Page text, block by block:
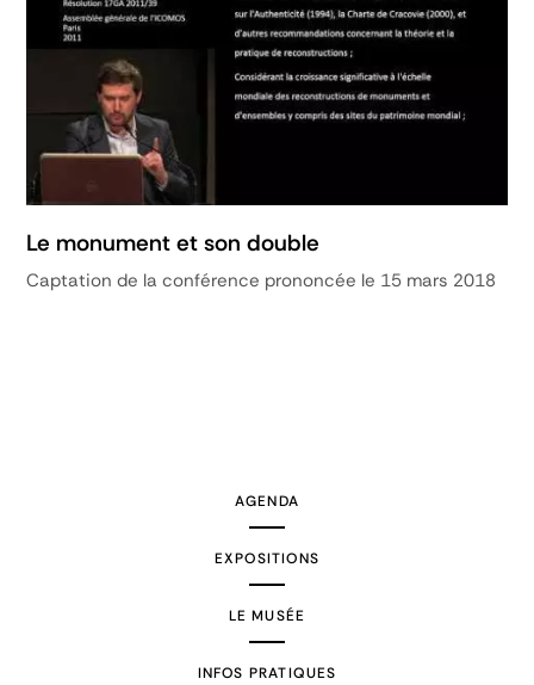
Le monument et son double
Captation de la conférence prononcée le 15 mars 2018
AGENDA
EXPOSITIONS
LE MUSÉE
INFOS PRATIQUES